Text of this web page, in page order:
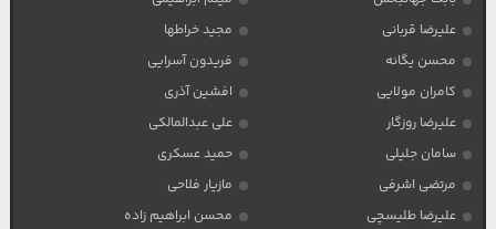
علیرضا قربانی
مجید خراطها
محسن یگانه
فریدون آسرایی
کامران مولایی
افشین آذری
علیرضا روزگار
علی عبدالمالکی
سامان جلیلی
حمید عسکری
مرتضی اشرفی
مازیار فلاحی
علیرضا طلیسچی
محسن ابراهیم زاده